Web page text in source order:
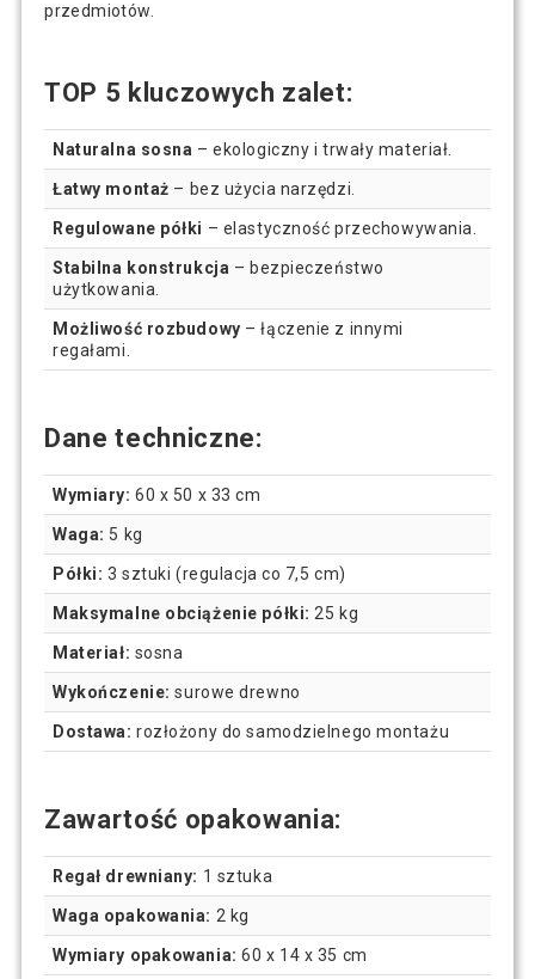
przedmiotów.
TOP 5 kluczowych zalet:
Naturalna sosna – ekologiczny i trwały materiał.
Łatwy montaż – bez użycia narzędzi.
Regulowane półki – elastyczność przechowywania.
Stabilna konstrukcja – bezpieczeństwo
użytkowania.
Możliwość rozbudowy – łączenie z innymi
regałami.
Dane techniczne:
Wymiary: 60 x 50 x 33 cm
Waga: 5 kg
Półki: 3 sztuki (regulacja co 7,5 cm)
Maksymalne obciążenie półki: 25 kg
Materiał: sosna
Wykończenie: surowe drewno
Dostawa: rozłożony do samodzielnego montażu
Zawartość opakowania:
Regał drewniany: 1 sztuka
Waga opakowania: 2 kg
Wymiary opakowania: 60 x 14 x 35 cm